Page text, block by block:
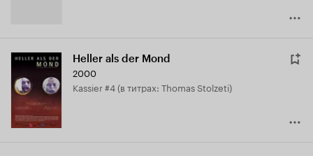
Heller als der Mond
2000
Kassier #4 (в титрах: Thomas Stolzeti)